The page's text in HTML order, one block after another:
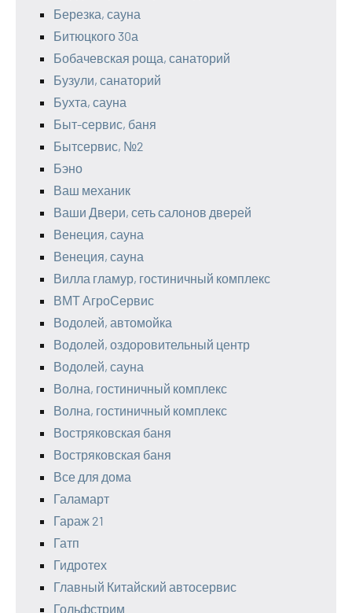
Березка, сауна
Битюцкого 30а
Бобачевская роща, санаторий
Бузули, санаторий
Бухта, сауна
Быт-сервис, баня
Бытсервис, №2
Бэно
Ваш механик
Ваши Двери, сеть салонов дверей
Венеция, сауна
Венеция, сауна
Вилла гламур, гостиничный комплекс
ВМТ АгроСервис
Водолей, автомойка
Водолей, оздоровительный центр
Водолей, сауна
Волна, гостиничный комплекс
Волна, гостиничный комплекс
Востряковская баня
Востряковская баня
Все для дома
Галамарт
Гараж 21
Гатп
Гидротех
Главный Китайский автосервис
Гольфстрим